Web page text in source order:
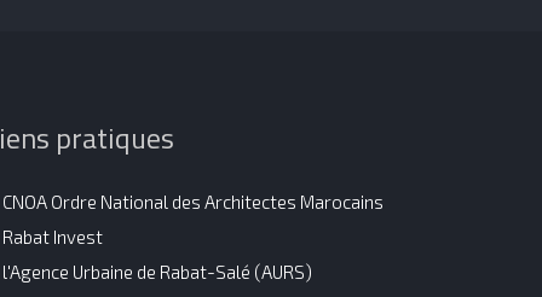
pratiques
CNOA Ordre National des Architectes Marocains
Rabat Invest
l'Agence Urbaine de Rabat-Salé (AURS)